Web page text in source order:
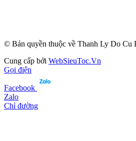
© Bản quyền thuộc về Thanh Ly Do Cu
Cung cấp bởi WebSieuToc.Vn
Gọi điện
Facebook
Zalo
Chỉ đường